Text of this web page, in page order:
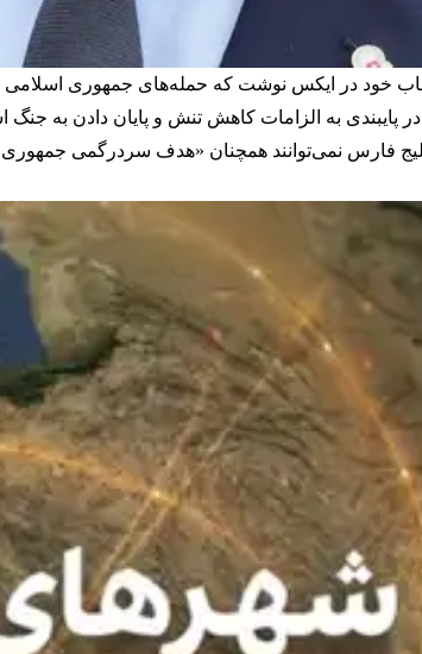
خود در ایکس نوشت که حمله‌های جمهوری
پایبندی به الزامات کاهش تنش و پایان دادن به
فارس نمی‌توانند همچنان «هدف سردرگمی جمهوری